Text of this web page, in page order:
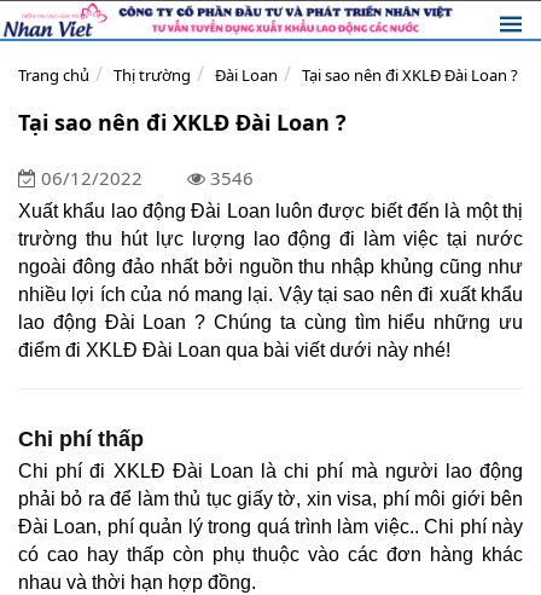
Trang chủ Thị trường Đài Loan Tại sao nên đi XKLĐ Đài Loan ?
Tại sao nên đi XKLĐ Đài Loan ?
06/12/2022 3546
Xuất khẩu lao động Đài Loan luôn được biết đến là một thị
trường thu hút lực lượng lao động đi làm việc tại nước
ngoài đông đảo nhất bởi nguồn thu nhập khủng cũng như
nhiều lợi ích của nó mang lại. Vậy tại sao nên đi xuất khẩu
lao động Đài Loan ? Chúng ta cùng tìm hiểu những ưu
điểm đi XKLĐ Đài Loan qua bài viết dưới này nhé!
Chi phí thấp
Chi phí đi XKLĐ Đài Loan là chi phí mà người lao động
phải bỏ ra để làm thủ tục giấy tờ, xin visa, phí môi giới bên
Đài Loan, phí quản lý trong quá trình làm việc.. Chi phí này
có cao hay thấp còn phụ thuộc vào các đơn hàng khác
nhau và thời hạn hợp đồng.